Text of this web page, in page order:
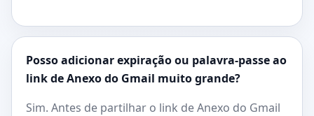
Posso adicionar expiração ou palavra-passe ao
link de Anexo do Gmail muito grande?
Sim. Antes de partilhar o link de Anexo do Gmail